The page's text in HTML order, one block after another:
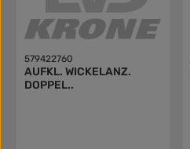
579422760
AUFKL. WICKELANZ.
DOPPEL..